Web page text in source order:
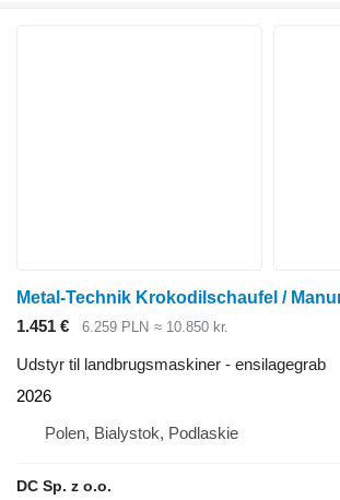
1.451 € 6.259 PLN ≈ 10.850 kr.
Udstyr til landbrugsmaskiner - ensilagegrab
2026
Polen, Bialystok, Podlaskie
DC Sp. z o.o.